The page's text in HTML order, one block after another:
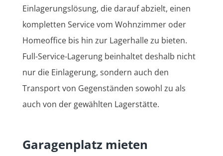
Einlagerungslösung, die darauf abzielt, einen
kompletten Service vom Wohnzimmer oder
Homeoffice bis hin zur Lagerhalle zu bieten.
Full-Service-Lagerung beinhaltet deshalb nicht
nur die Einlagerung, sondern auch den
Transport von Gegenständen sowohl zu als
auch von der gewählten Lagerstätte.
Garagenplatz mieten